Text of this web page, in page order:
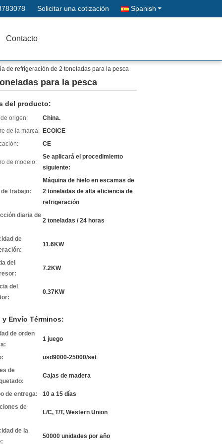
Solicitar una cotización Spanish
Contacto
de refrigeración de 2 toneladas para la pesca
para la pesca
del producto:
origen:
China.
de la marca: ECOICE
CE
de modelo:
Se aplicará el procedimiento
siguiente:
de trabajo:
Máquina de hielo en escamas de
2 toneladas de alta eficiencia de
refrigeración
diaria de
2 toneladas / 24 horas
de
11.6KW
del
7.2KW
del
0.37KW
y Envío Términos:
de orden
1 juego
usd9000-25000/set
de
Cajas de madera
de entrega:
10 a 15 días
de
L/C, T/T, Western Union
de la
50000 unidades por año